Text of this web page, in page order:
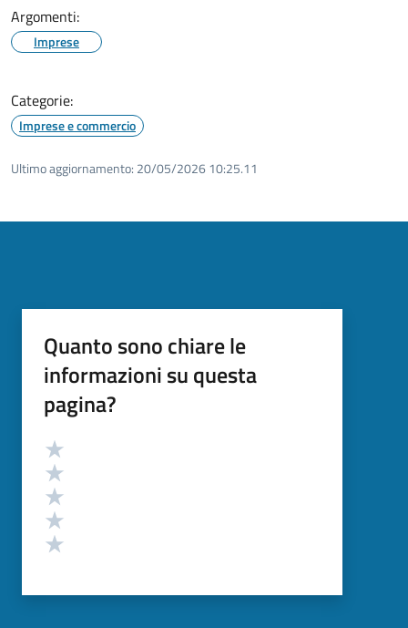
Argomenti:
Imprese
Categorie:
Imprese e commercio
Ultimo aggiornamento: 20/05/2026 10:25.11
Quanto sono chiare le
informazioni su questa
pagina?
Valutazione